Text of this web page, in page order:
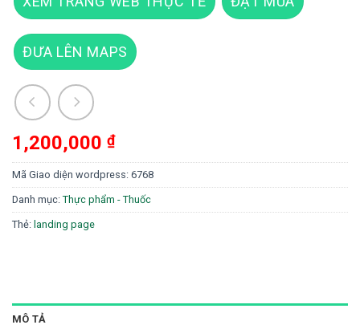
ĐƯA LÊN MAPS
1,200,000 ₫
Mã Giao diện wordpress: 6768
Danh mục: Thực phẩm - Thuốc
Thẻ: landing page
MÔ TẢ